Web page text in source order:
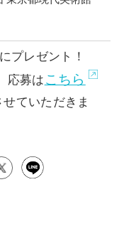
プレゼント！
応募は こちら
ていただきま